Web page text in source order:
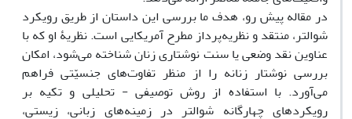
در مقاله پیش رو، هدف ما بررسی این داستان از طریق رویکرد
شوالتر، منتقد و نظریه‌پرداز مطرح آمریکایی است. نظریۀ او که با
عناوین نقد وضعی یا سنت نوشتاری زنان شناخته می‌شود، امکان
بررسی نوشتار زنانه را از منظر تفاوت‌های جنسیّتی فراهم
می‌آورد. با استفاده از روش توصیفی - تحلیلی و تکیه بر
رویکردهای چهارگانه شوالتر در زمینه‌های زبانی، زیستی،